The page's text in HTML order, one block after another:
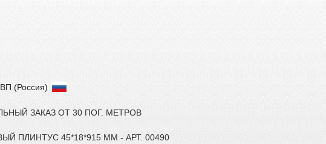
ВП (Россия)
ЗАКАЗ ОТ 30 ПОГ. МЕТРОВ
ПЛИНТУС 45*18*915 ММ - АРТ. 00490